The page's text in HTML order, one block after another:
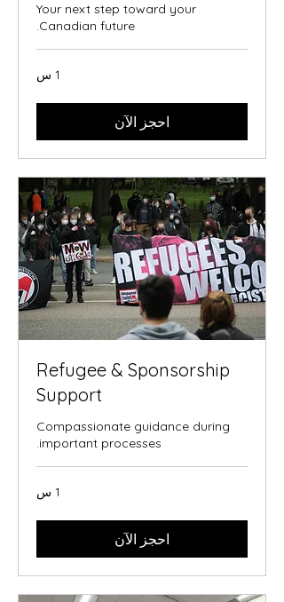
Your next step toward your
Canadian future.
1 س
احجز الآن
Refugee & Sponsorship
Support
Compassionate guidance during
important processes.
1 س
احجز الآن